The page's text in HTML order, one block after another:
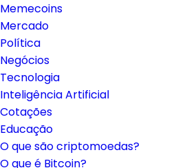
Memecoins
Mercado
Política
Negócios
Tecnologia
Inteligência Artificial
Cotações
Educação
O que são criptomoedas?
O que é Bitcoin?